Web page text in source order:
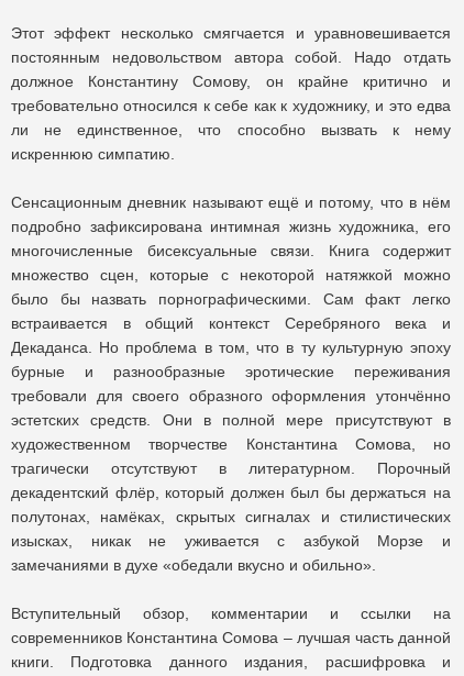
Этот эффект несколько смягчается и уравновешивается
постоянным недовольством автора собой. Надо отдать
должное Константину Сомову, он крайне критично и
требовательно относился к себе как к художнику, и это едва
ли не единственное, что способно вызвать к нему
искреннюю симпатию.
Сенсационным дневник называют ещё и потому, что в нём
подробно зафиксирована интимная жизнь художника, его
многочисленные бисексуальные связи. Книга содержит
множество сцен, которые с некоторой натяжкой можно
было бы назвать порнографическими. Сам факт легко
встраивается в общий контекст Серебряного века и
Декаданса. Но проблема в том, что в ту культурную эпоху
бурные и разнообразные эротические переживания
требовали для своего образного оформления утончённо
эстетских средств. Они в полной мере присутствуют в
художественном творчестве Константина Сомова, но
трагически отсутствуют в литературном. Порочный
декадентский флёр, который должен был бы держаться на
полутонах, намёках, скрытых сигналах и стилистических
изысках, никак не уживается с азбукой Морзе и
замечаниями в духе «обедали вкусно и обильно».
Вступительный обзор, комментарии и ссылки на
современников Константина Сомова – лучшая часть данной
книги. Подготовка данного издания, расшифровка и